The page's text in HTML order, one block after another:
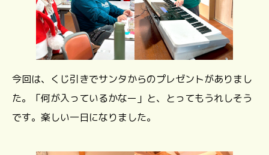
今回は、くじ引きでサンタからのプレゼントがありまし
た。「何が入っているかなー」と、とってもうれしそう
です。楽しい一日になりました。